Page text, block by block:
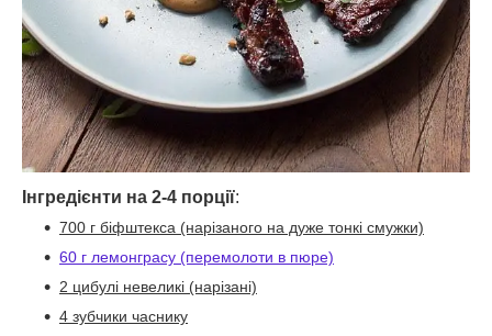
Інгредієнти на 2-4 порції:
700 г біфштекса (нарізаного на дуже тонкі смужки)
60 г лемонграсу (перемолоти в пюре)
2 цибулі невеликі (нарізані)
4 зубчики часнику